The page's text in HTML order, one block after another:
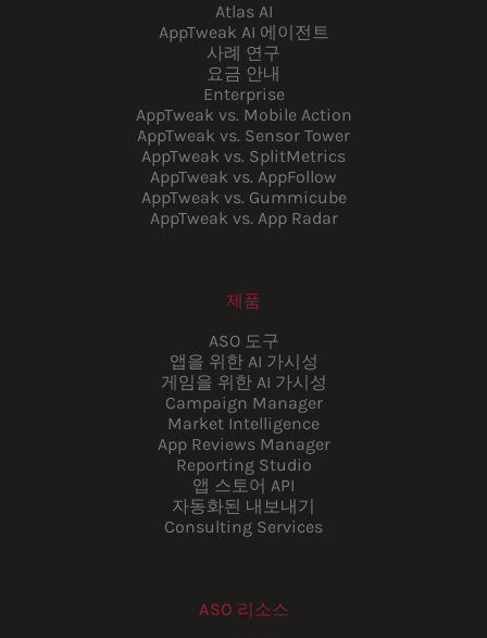
Atlas AI
AppTweak AI 에이전트
사례 연구
요금 안내
Enterprise
AppTweak vs. Mobile Action
AppTweak vs. Sensor Tower
AppTweak vs. SplitMetrics
AppTweak vs. AppFollow
AppTweak vs. Gummicube
AppTweak vs. App Radar
제품
ASO 도구
앱을 위한 AI 가시성
게임을 위한 AI 가시성
Campaign Manager
Market Intelligence
App Reviews Manager
Reporting Studio
앱 스토어 API
자동화된 내보내기
Consulting Services
ASO 리소스